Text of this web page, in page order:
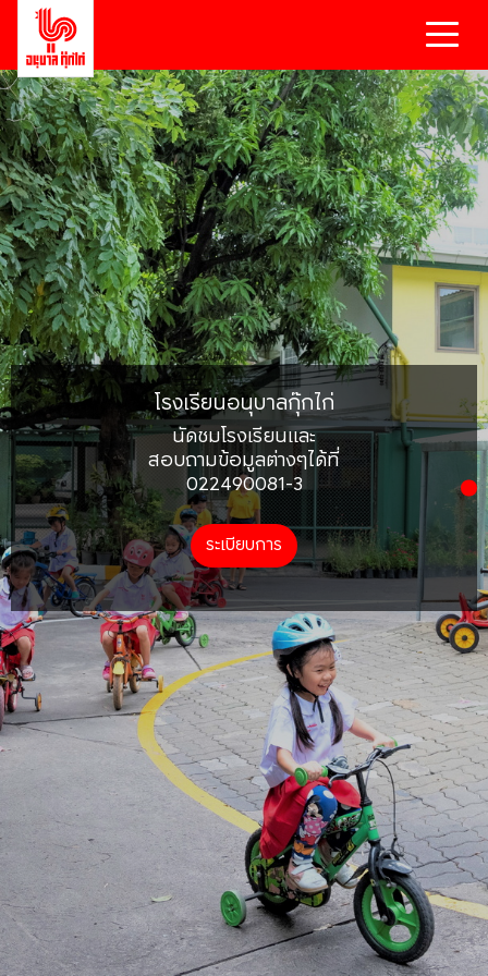
โรงเรียนอนุบาลกุ๊กไก่
นัดชมโรงเรียนและ
สอบถามข้อมูลต่างๆได้ที่
022490081-3
ระเบียบการ